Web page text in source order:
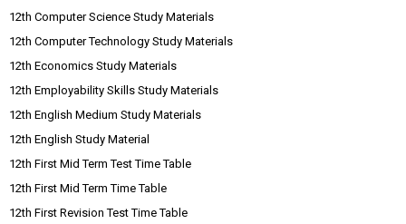
12th Computer Science Study Materials
12th Computer Technology Study Materials
12th Economics Study Materials
12th Employability Skills Study Materials
12th English Medium Study Materials
12th English Study Material
12th First Mid Term Test Time Table
12th First Mid Term Time Table
12th First Revision Test Time Table